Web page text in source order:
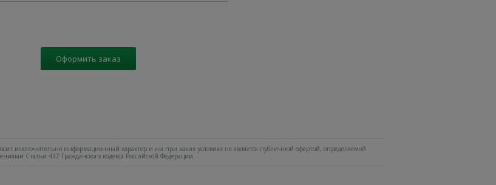
Оформить заказ
исключительно информационный характер и ни при каких условиях не является публичной офертой, определяемой
Статьи 437 Гражданского кодекса Российской Федерации.